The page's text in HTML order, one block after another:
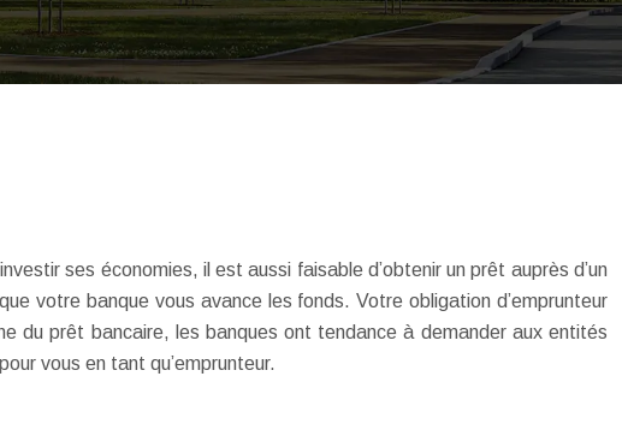
ses économies, il est aussi faisable d’obtenir un prêt auprès d’un
votre banque vous avance les fonds. Votre obligation d’emprunteur
du prêt bancaire, les banques ont tendance à demander aux entités
vous en tant qu’emprunteur.